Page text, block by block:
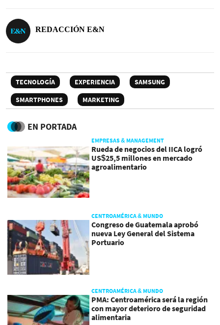
REDACCIÓN E&N
TECNOLOGÍA EXPERIENCIA
SAMSUNG
SMARTPHONES
MARKETING
EN PORTADA
EMPRESAS & MANAGEMENT
Rueda de negocios del IICA logró
US$25,5 millones en mercado
agroalimentario
CENTROAMÉRICA & MUNDO
Congreso de Guatemala aprobó
nueva Ley General del Sistema
Portuario
CENTROAMÉRICA & MUNDO
PMA: Centroamérica será la región
con mayor deterioro de seguridad
alimentaria